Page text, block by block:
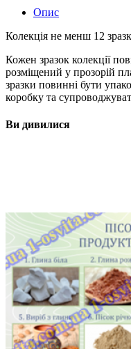
Опис
Колекція не менш 12
Кожен зразок колекції
розміщений у прозорій
зразки повинні бути
коробку та
Ви дивилися